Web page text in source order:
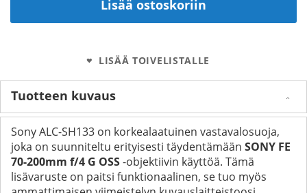
Lisää ostoskoriin
LISÄÄ TOIVELISTALLE
Tuotteen kuvaus
Sony ALC-SH133 on korkealaatuinen vastavalosuoja,
joka on suunniteltu erityisesti täydentämään SONY FE
70-200mm f/4 G OSS-objektiivin käyttöä. Tämä
lisävaruste on paitsi funktionaalinen, se tuo myös